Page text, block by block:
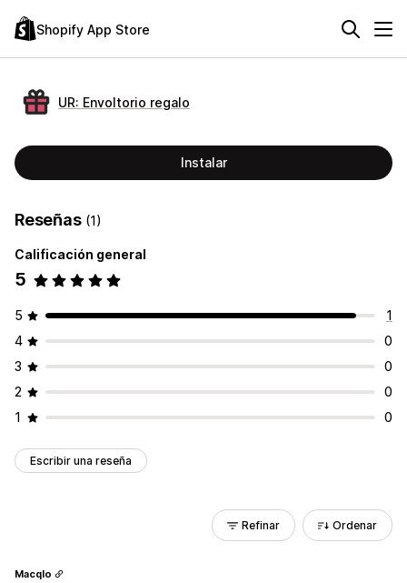
Shopify App Store
UR: Envoltorio regalo
Instalar
Reseñas (1)
Calificación general
5
5
1
4
0
3
0
2
0
1
0
Escribir una reseña
Refinar Ordenar
Macqlo